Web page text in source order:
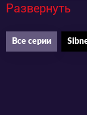
Еще с древних
Поднебесной
арены и
Развернуть
Все серии